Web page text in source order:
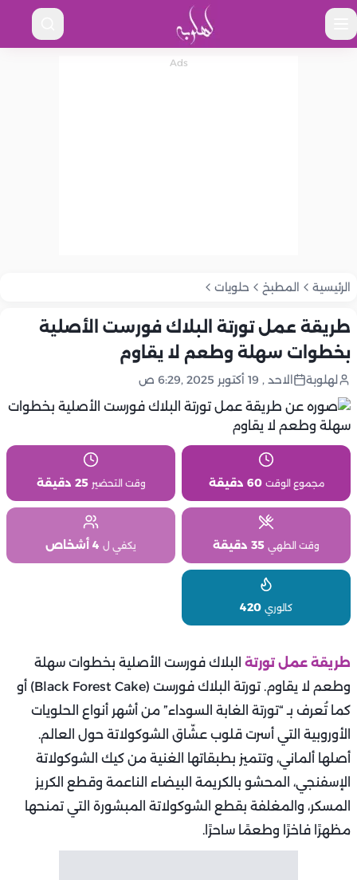
الرئيسية المطبخ حلويات
طريقة عمل تورتة البلاك فورست الأصلية
بخطوات سهلة وطعم لا يقاوم
لهلوبة الاحد , 19 أكتوبر 2025 ,6:29 ص
مجموع الوقت 60 دقيقة وقت التحضير 25 دقيقة
وقت الطهي 35 دقيقة يكفي ل 4 أشخاص
كالوري 420
طريقة عمل تورتة البلاك فورست الأصلية بخطوات سهلة
وطعم لا يقاوم. تورتة البلاك فورست (Black Forest Cake) أو
كما تُعرف بـ “تورتة الغابة السوداء” من أشهر أنواع الحلويات
الأوروبية التي أسرت قلوب عشّاق الشوكولاتة حول العالم.
أصلها ألماني، وتتميز بطبقاتها الغنية من كيك الشوكولاتة
الإسفنجي، المحشو بالكريمة البيضاء الناعمة وقطع الكريز
المسكر، والمغلفة بقطع الشوكولاتة المبشورة التي تمنحها
مظهرًا فاخرًا وطعمًا ساحرًا.